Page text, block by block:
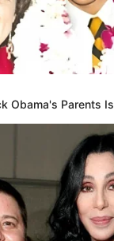
ACS e ACE.
sociais!
Obama's Parents